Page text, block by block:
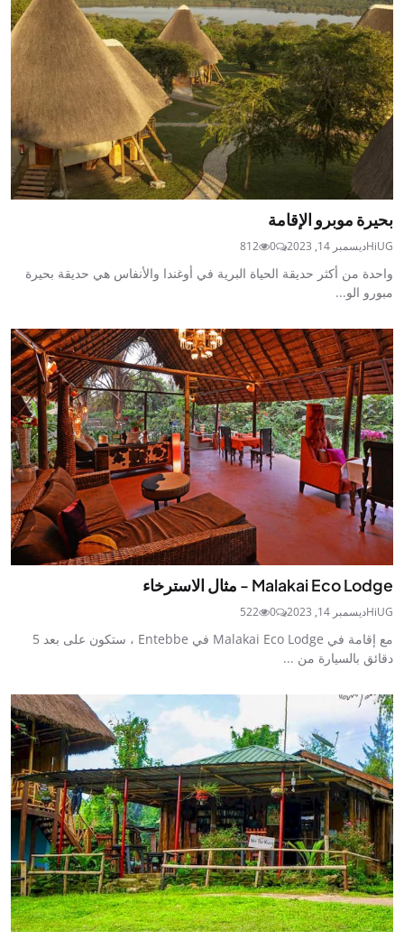
بحيرة موبرو الإقامة
HiUGديسمبر 14, 2023 0
812
واحدة من أكثر حديقة الحياة البرية في أوغندا والأنفاس هي حديقة بحيرة
مبورو الو...
Malakai Eco Lodge - مثال الاسترخاء
HiUGديسمبر 14, 2023 0
522
مع إقامة في Malakai Eco Lodge في Entebbe ، ستكون على بعد 5
دقائق بالسيارة من ...